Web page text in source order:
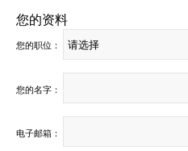
您的资料
您的职位：
您的名字：
电子邮箱：